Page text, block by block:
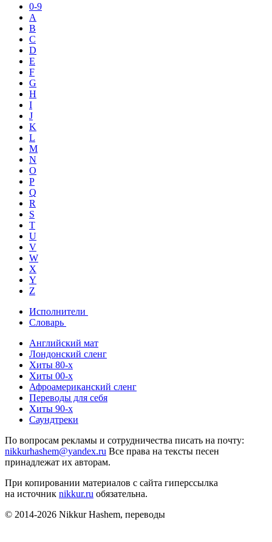
0-9
A
B
C
D
E
F
G
H
I
J
K
L
M
N
O
P
Q
R
S
T
U
V
W
X
Y
Z
Исполнители
Словарь
Английский мат
Лондонский сленг
Хиты 80-х
Хиты 00-х
Афроамериканский сленг
Переводы для себя
Хиты 90-х
Саундтреки
По вопросам рекламы и сотрудничества писать на почту:
nikkurhashem@yandex.ru Все права на тексты песен
принадлежат их авторам.
При копировании материалов с сайта гиперссылка
на источник nikkur.ru обязательна.
© 2014-2026 Nikkur Hashem, переводы